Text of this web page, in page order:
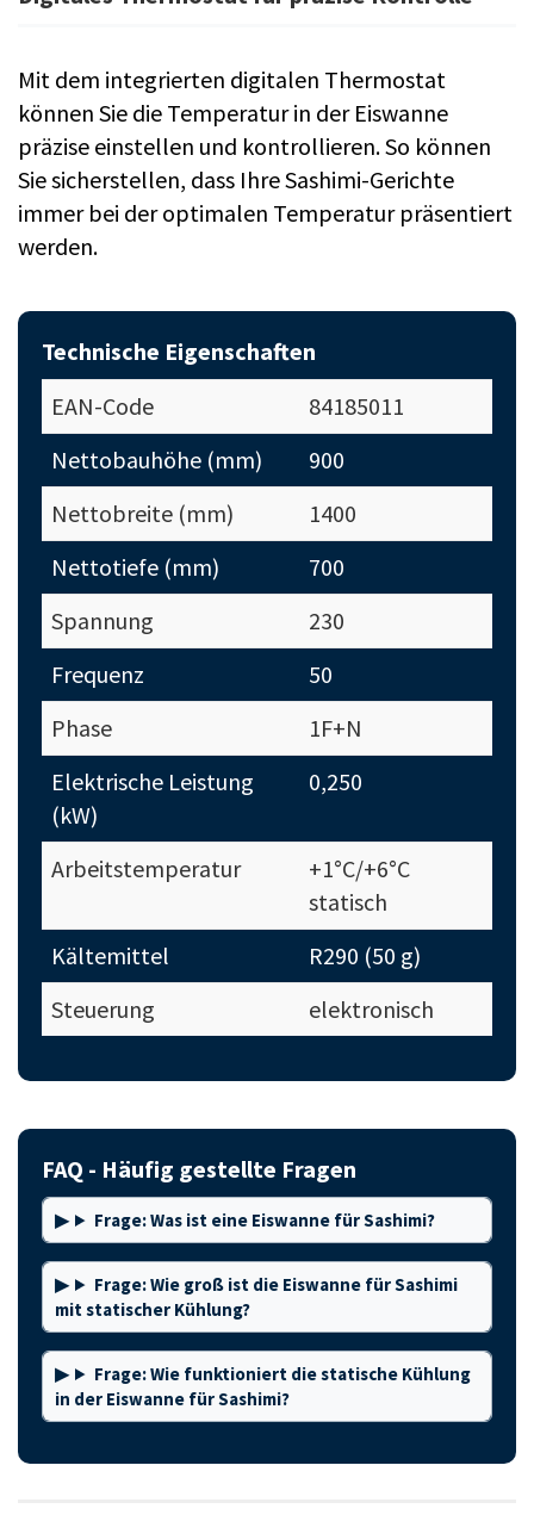
Mit dem integrierten digitalen Thermostat
können Sie die Temperatur in der Eiswanne
präzise einstellen und kontrollieren. So können
Sie sicherstellen, dass Ihre Sashimi-Gerichte
immer bei der optimalen Temperatur präsentiert
werden.
Technische Eigenschaften
EAN-Code
84185011
Nettobauhöhe (mm)
900
Nettobreite (mm)
1400
Nettotiefe (mm)
700
Spannung
230
Frequenz
50
Phase
1F+N
Elektrische Leistung
(kW)
0,250
Arbeitstemperatur
+1°C/+6°C
statisch
Kältemittel
R290 (50 g)
Steuerung
elektronisch
FAQ - Häufig gestellte Fragen
Frage: Was ist eine Eiswanne für Sashimi?
Frage: Wie groß ist die Eiswanne für Sashimi
mit statischer Kühlung?
Frage: Wie funktioniert die statische Kühlung
in der Eiswanne für Sashimi?